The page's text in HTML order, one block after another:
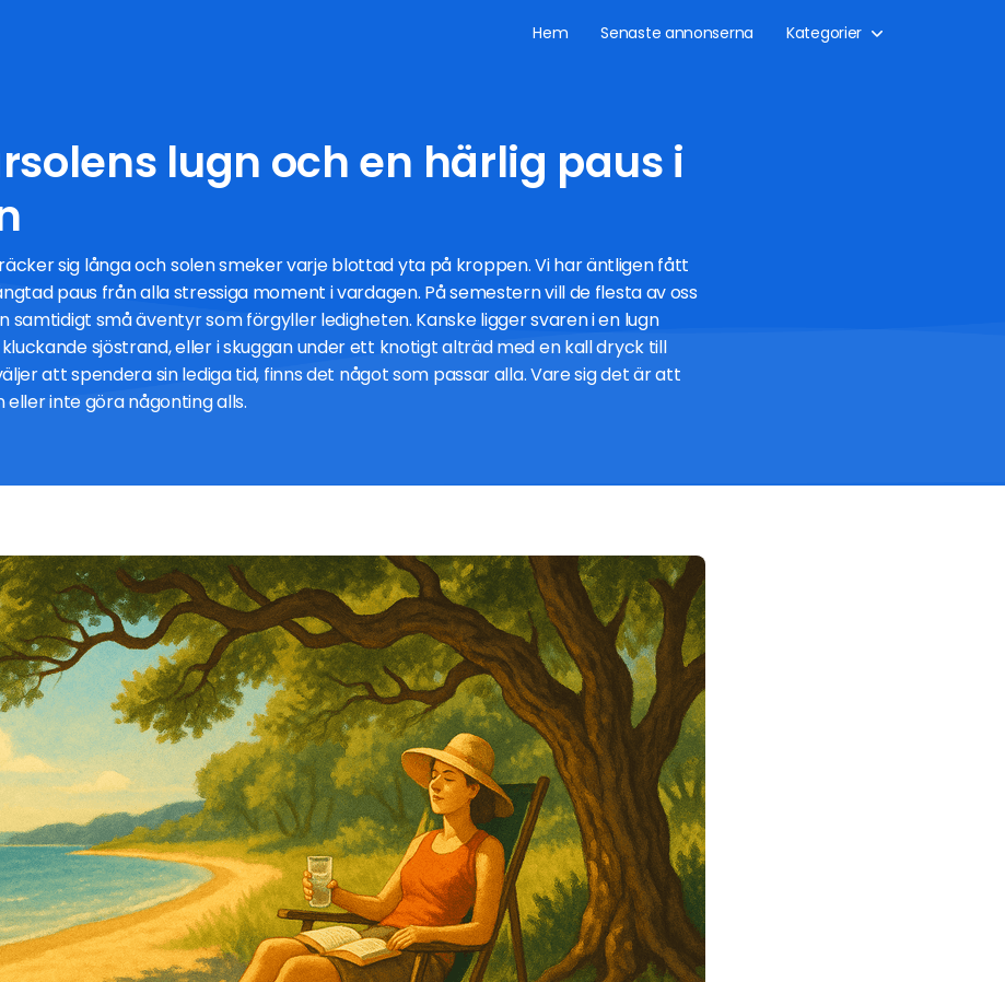
Hem Senaste annonserna Kategorier
lugn och en härlig paus i
sig långa och solen smeker varje blottad yta på kroppen. Vi har äntligen fått
paus från alla stressiga moment i vardagen. På semestern vill de flesta av oss
samtidigt små äventyr som förgyller ledigheten. Kanske ligger svaren i en lugn
sjöstrand, eller i skuggan under ett knotigt alträd med en kall dryck till
att spendera sin lediga tid, finns det något som passar alla. Vare sig det är att
inte göra någonting alls.